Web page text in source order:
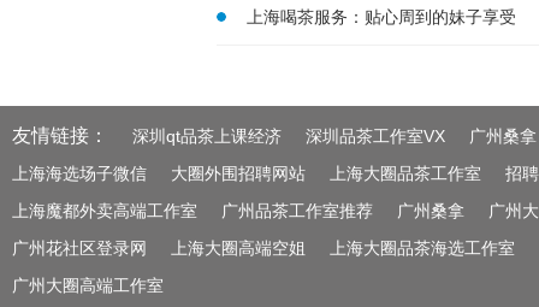
上海喝茶服务：贴心周到的妹子享受
友情链接： 深圳qt品茶上课经济 深圳品茶工作室VX
广州桑拿
上海海选场子微信
大圈外围招聘网站 上海大圈品茶工作室
招
上海魔都外卖高端工作室
广州品茶工作室推荐 广州桑拿
广州
广州花社区登录网
上海大圈高端空姐
上海大圈品茶海选工作室
广州大圈高端工作室